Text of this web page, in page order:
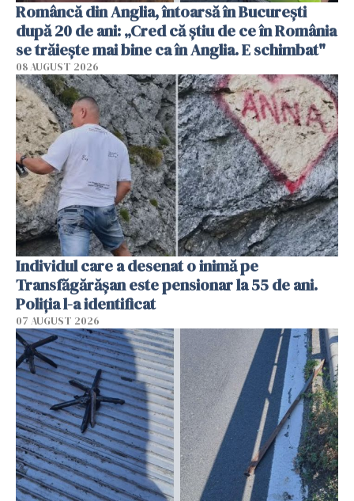
Româncă din Anglia, întoarsă în București
după 20 de ani: „Cred că știu de ce în România
se trăiește mai bine ca în Anglia. E schimbat"
08 AUGUST 2026
Individul care a desenat o inimă pe
Transfăgărășan este pensionar la 55 de ani.
Poliția l-a identificat
07 AUGUST 2026